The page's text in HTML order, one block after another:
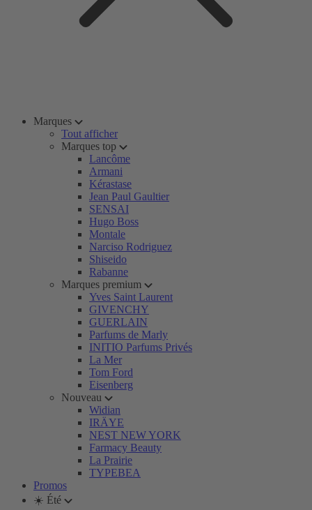
Marques
Tout afficher
Marques top
Lancôme
Armani
Kérastase
Jean Paul Gaultier
SENSAI
Hugo Boss
Montale
Narciso Rodriguez
Shiseido
Rabanne
Marques premium
Yves Saint Laurent
GIVENCHY
GUERLAIN
Parfums de Marly
INITIO Parfums Privés
La Mer
Tom Ford
Eisenberg
Nouveau
Widian
IRÄYE
NEST NEW YORK
Farmacy Beauty
La Prairie
TYPEBEA
Promos
☀️ Été